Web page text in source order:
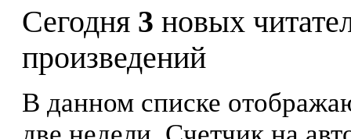
Сегодня 3 новых
произведений
В данном списке